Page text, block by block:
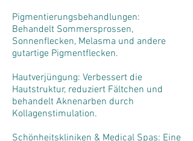
Pigmentierungsbehandlungen:
Behandelt Sommersprossen,
Sonnenflecken, Melasma und andere
gutartige Pigmentflecken.
Hautverjüngung: Verbessert die
Hautstruktur, reduziert Fältchen und
behandelt Aknenarben durch
Kollagenstimulation.
Schönheitskliniken & Medical Spas: Eine